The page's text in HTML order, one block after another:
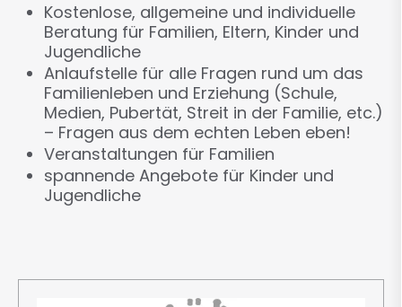
Kostenlose, allgemeine und individuelle
Beratung für Familien, Eltern, Kinder und
Jugendliche
Anlaufstelle für alle Fragen rund um das
Familienleben und Erziehung (Schule,
Medien, Pubertät, Streit in der Familie, etc.)
– Fragen aus dem echten Leben eben!
Veranstaltungen für Familien
spannende Angebote für Kinder und
Jugendliche